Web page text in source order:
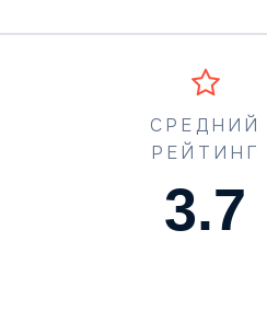
СРЕДНИЙ
РЕЙТИНГ
4.5